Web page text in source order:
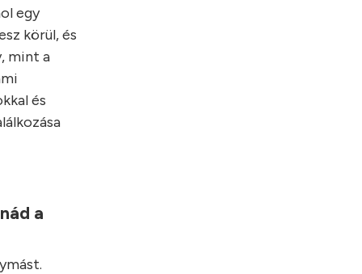
egy
körül, és
mint a
és
a